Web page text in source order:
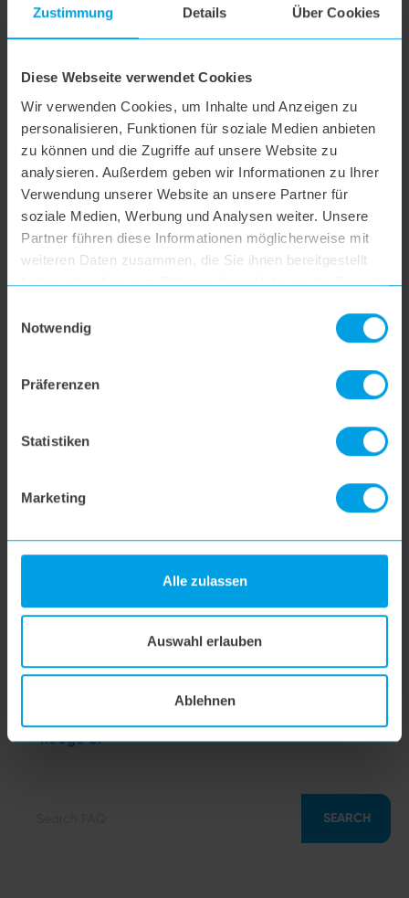
Zustimmung Details Über Cookies
Diese Webseite verwendet Cookies
Wir verwenden Cookies, um Inhalte und Anzeigen zu
personalisieren, Funktionen für soziale Medien anbieten
zu können und die Zugriffe auf unsere Website zu
analysieren. Außerdem geben wir Informationen zu Ihrer
Verwendung unserer Website an unsere Partner für
soziale Medien, Werbung und Analysen weiter. Unsere
Partner führen diese Informationen möglicherweise mit
weiteren Daten zusammen, die Sie ihnen bereitgestellt
haben oder die sie im Rahmen Ihrer Nutzung der Dienste
Notwendig
Präferenzen
Statistiken
Marketing
Alle zulassen
Auswahl erlauben
Ablehnen
hoogo R2
hoogo B3+
hoogo S3
hoogo S4
hoogo S5+
hoogo S6
hoogo S6+
hoogo BS5
hoogo N5
hoogo orga-nicer
flipflop nozzle
hoogo H5
hoogo S7
SEARCH